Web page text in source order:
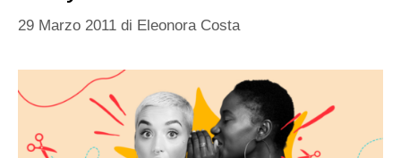
29 Marzo 2011 di Eleonora Costa